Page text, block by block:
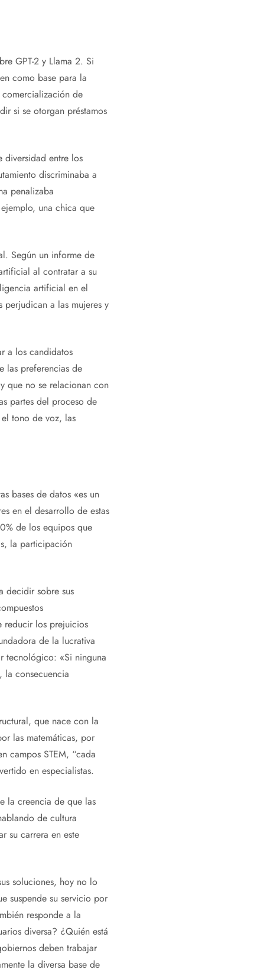
GPT-2 y Llama 2. Si
como base para la
de
si se otorgan préstamos
diversidad entre los
discriminaba a
penalizaba
una chica que
Según un informe de
al contratar a su
artificial en el
a las mujeres y
a los candidatos
las preferencias de
que no se relacionan con
partes del proceso de
tono de voz, las
bases de datos «es un
en el desarrollo de estas
de los equipos que
la participación
decidir sobre sus
reducir los prejuicios
de la lucrativa
tecnológico: «Si ninguna
la consecuencia
que nace con la
las matemáticas, por
campos STEM, “cada
en especialistas.
la creencia de que las
de cultura
su carrera en este
soluciones, hoy no lo
suspende su servicio por
responde a la
diversa? ¿Quién está
deben trabajar
la diversa base de